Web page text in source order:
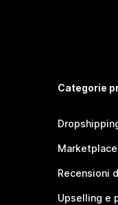
Categorie
Marketplace
Recensioni
Upselling e